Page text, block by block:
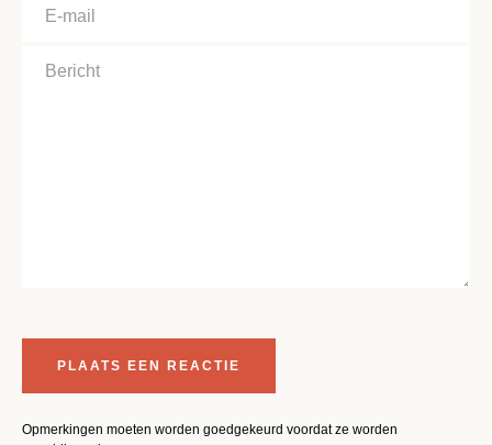
Opmerkingen moeten worden goedgekeurd voordat ze worden